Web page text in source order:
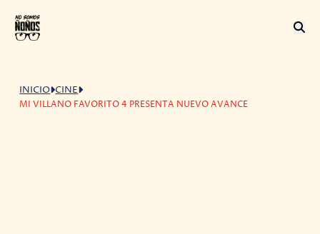
INICIO CINE
MI VILLANO FAVORITO 4 PRESENTA NUEVO AVANCE